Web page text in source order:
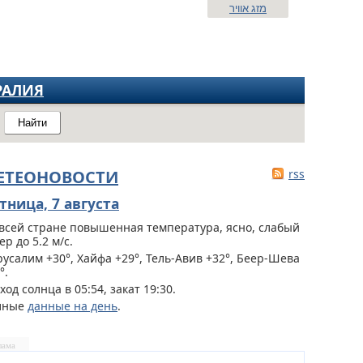
Найти
מזג אוויר
rss
7 августа
стране повышенная температура, ясно, слабый
до 5.2 м/с.
+30°, Хайфа +29°, Тель-Авив +32°, Беер-Шева
солнца в 05:54, закат 19:30.
данные на день.